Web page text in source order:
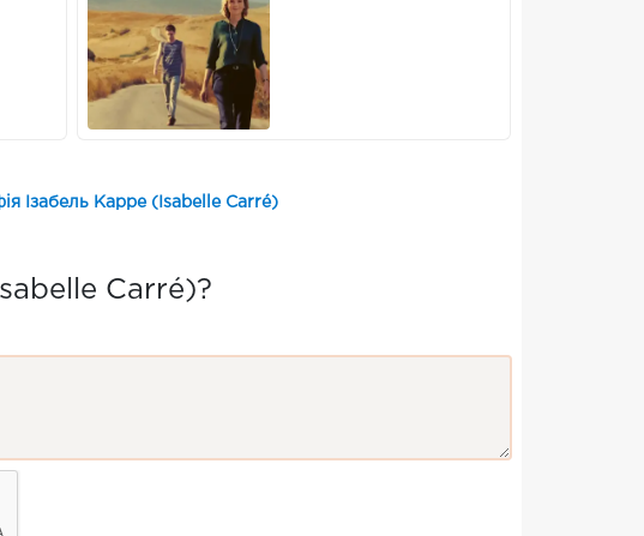
Ізабель Карре (Isabelle Carré)
Carré)?